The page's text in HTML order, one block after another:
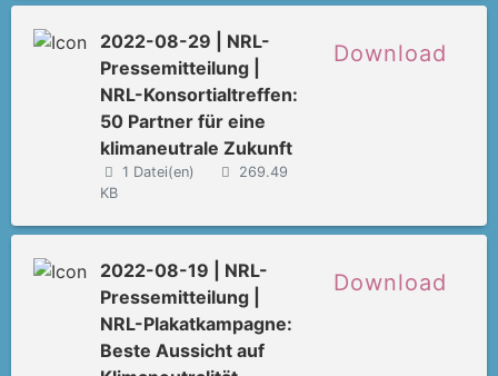
2022-08-29 | NRL-
Pressemitteilung |
NRL-Konsortialtreffen:
50 Partner für eine
klimaneutrale Zukunft
1 Datei(en)
269.49
KB
Download
2022-08-19 | NRL-
Pressemitteilung |
NRL-Plakatkampagne:
Beste Aussicht auf
Download